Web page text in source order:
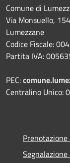
Comune di
Via Monsuello,
Lumezzane
Codice Fiscale:
Partita IVA:
PEC:
Centralino Unico: